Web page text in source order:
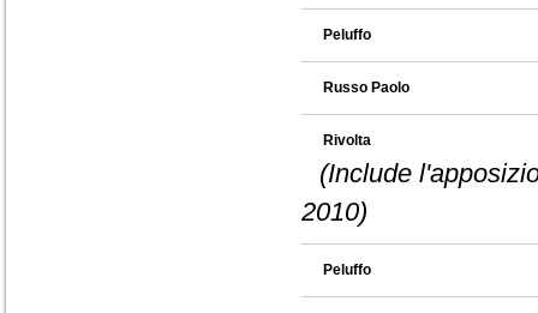
Peluffo
Russo Paolo
Rivolta
(Include
2010)
Peluffo